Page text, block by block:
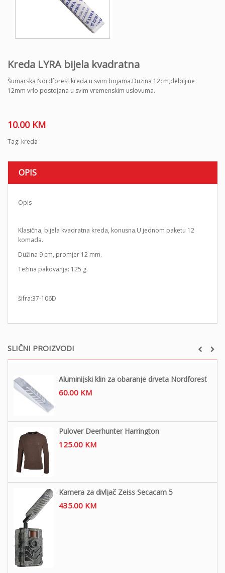
SLIČNI PROIZVODI
Aluminijski klin za obaranje drveta Nordforest
60.00 KM
Pulover Deerhunter Harrington
125.00 KM
Kamera za divljač Zeiss Secacam 5
435.00 KM
Kreda LYRA bijela kvadratna
Šumarska Nordforest kreda u svim bojama.Duzina 12cm,debiljine
12mm vrlo postojana u svim vremenskim uslovuma.
10.00 KM
Tag: kreda
OPIS
Opis
Klasična, bijela kvadratna kreda, konusna.U jednom paketu 12
komada.
Dužina 9 cm, promjer 12 mm.
Težina pakovanja: 125 g.
šifra:37-106D